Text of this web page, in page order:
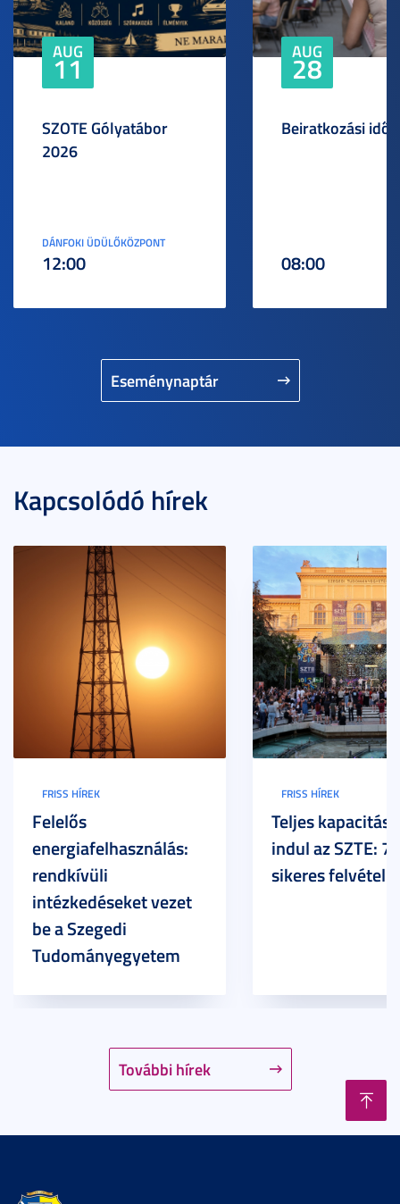
Eseménynaptár
AUG
11
SZOTE Gólyatábor
2026
DÁNFOKI ÜDÜLŐKÖZPONT
12:00
AUG
28
Beiratkozási
08:00
Kapcsolódó hírek
További hírek
FRISS HÍREK
Felelős
energiafelhasználás:
rendkívüli
intézkedéseket vezet
be a Szegedi
Tudományegyetem
FRISS HÍREK
Teljes
indul az SZTE:
sikeres